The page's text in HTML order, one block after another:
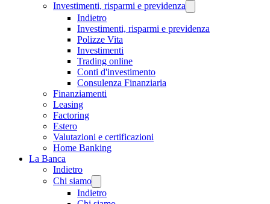
Investimenti, risparmi e previdenza
Indietro
Investimenti, risparmi e previdenza
Polizze Vita
Investimenti
Trading online
Conti d'investimento
Consulenza Finanziaria
Finanziamenti
Leasing
Factoring
Estero
Valutazioni e certificazioni
Home Banking
La Banca
Indietro
Chi siamo
Indietro